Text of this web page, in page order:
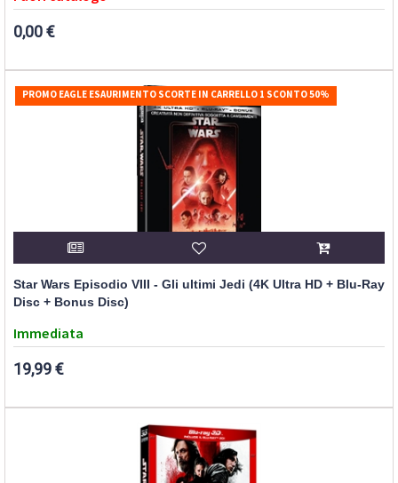
0,00 €
PROMO EAGLE ESAURIMENTO SCORTE IN CARRELLO 1 SCONTO 50%
Star Wars Episodio VIII - Gli ultimi Jedi (4K Ultra HD + Blu-Ray
Disc + Bonus Disc)
Immediata
19,99 €